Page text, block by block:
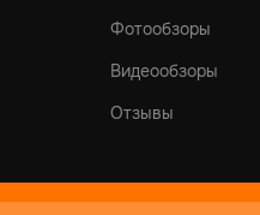
Фотообзоры
Видеообзоры
Отзывы